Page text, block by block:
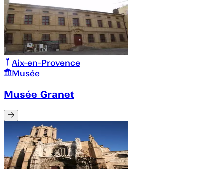
Aix-en-Provence
Musée
Musée Granet